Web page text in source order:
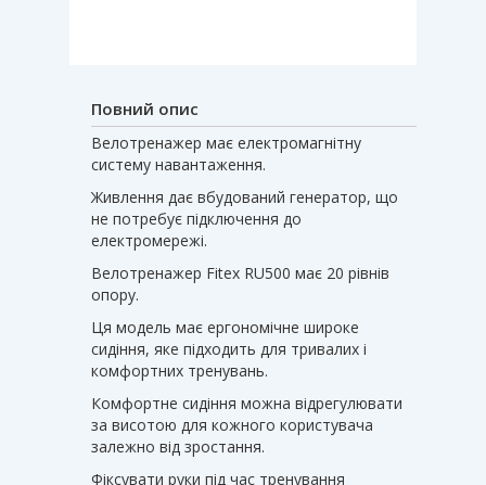
Повний опис
Велотренажер має електромагнітну
систему навантаження.
Живлення дає вбудований генератор, що
не потребує підключення до
електромережі.
Велотренажер Fitex RU500 має 20 рівнів
опору.
Ця модель має ергономічне широке
сидіння, яке підходить для тривалих і
комфортних тренувань.
Комфортне сидіння можна відрегулювати
за висотою для кожного користувача
залежно від зростання.
Фіксувати руки під час тренування